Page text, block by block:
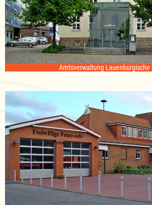
Amtsverwaltung Lauenburgische